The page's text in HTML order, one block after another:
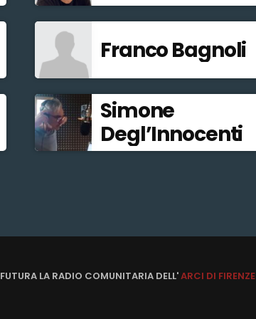
Franco Bagnoli
Simone
Degl’Innocenti
LA RADIO COMUNITARIA DELL'ARCI DI FIRENZE